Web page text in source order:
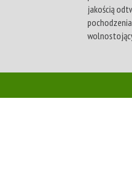
jakością